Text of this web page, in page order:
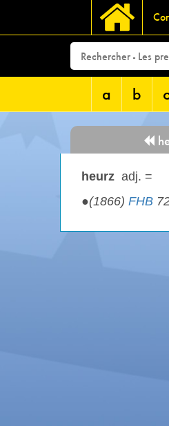
a b
heurz adj. =
●(1866) FHB